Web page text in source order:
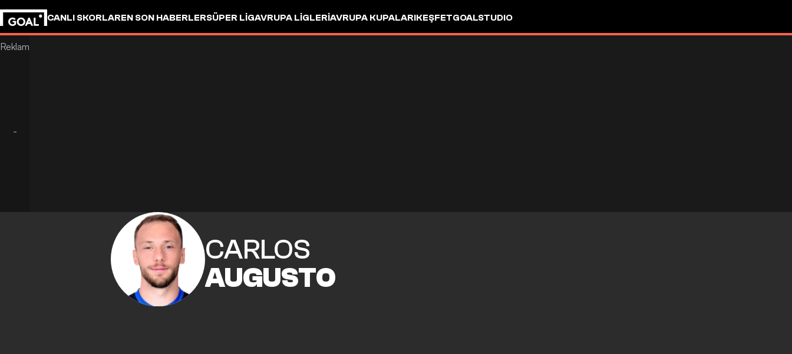
CANLI SKORLAREN SON HABERLERSÜPER LIGAVRUPA LIGLERIAVRUPA KUPALARIKEŞFETGOALSTUDIO
CARLOS
AUGUSTO